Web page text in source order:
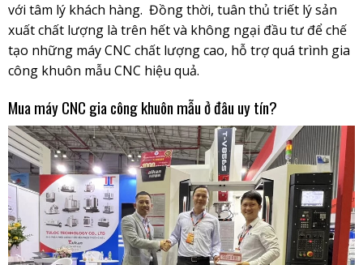
với tâm lý khách hàng. Đồng thời, tuân thủ triết lý sản
xuất chất lượng là trên hết và không ngại đầu tư để chế
tạo những máy CNC chất lượng cao, hỗ trợ quá trình gia
công khuôn mẫu CNC hiệu quả.
Mua máy CNC gia công khuôn mẫu ở đâu uy tín?